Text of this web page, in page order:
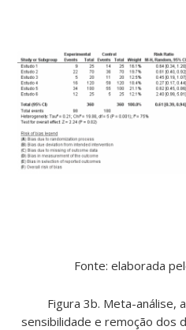
Fonte: elaborada
Figura 3b. Meta-análise,
sensibilidade e remoção dos